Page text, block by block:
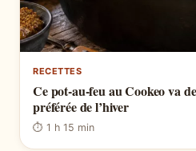
RECETTES
Ce pot-au-feu au Cookeo va
préférée de l’hiver
⏱ 1 h 15 min